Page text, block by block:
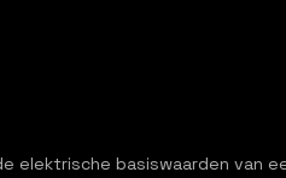
elektrische basiswaarden van